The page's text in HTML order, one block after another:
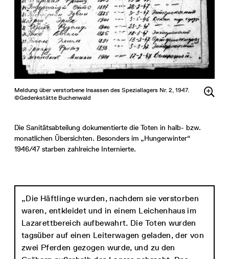
Meldung über verstorbene Insassen des Speziallagers Nr. 2, 1947.
©Gedenkstätte Buchenwald
Die Sanitätsabteilung dokumentierte die Toten in halb- bzw.
monatlichen Übersichten. Besonders im „Hungerwinter“
1946/47 starben zahlreiche Internierte.
„Die Häftlinge wurden, nachdem sie verstorben
waren, entkleidet und in einem Leichenhaus im
Lazarettbereich aufbewahrt. Die Toten wurden
tagsüber auf einen Leiterwagen geladen, der von
zwei Pferden gezogen wurde, und zu den